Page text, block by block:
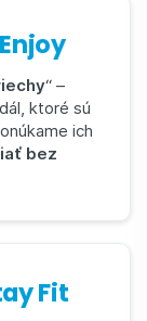
“ –
ktoré sú
ich
bez
Fit